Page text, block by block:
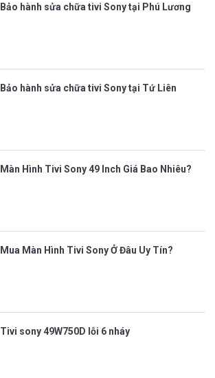
Bảo hành sửa chữa tivi Sony tại Phú Lương
Bảo hành sửa chữa tivi Sony tại Tứ Liên
Màn Hình Tivi Sony 49 Inch Giá Bao Nhiêu?
Mua Màn Hình Tivi Sony Ở Đâu Uy Tín?
Tivi sony 49W750D lỗi 6 nháy